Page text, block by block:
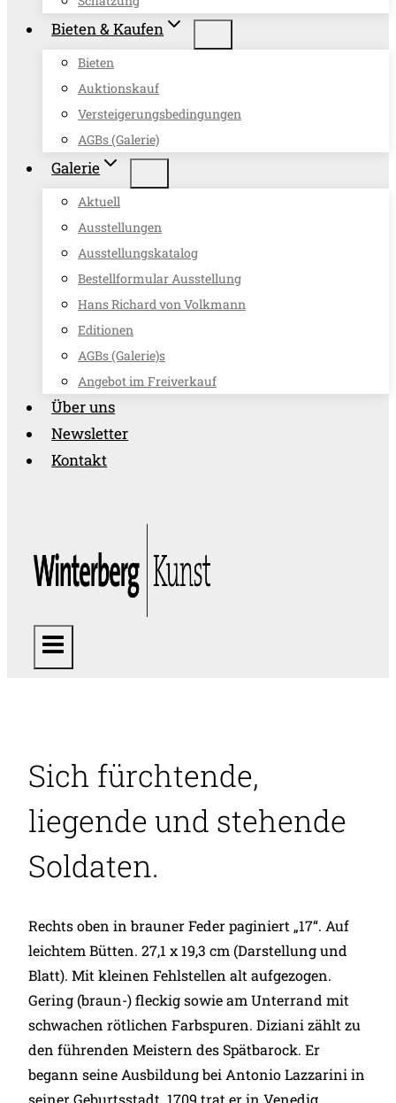
Bieten & Kaufen
Bieten
Auktionskauf
Versteigerungsbedingungen
AGBs (Galerie)
Galerie
Aktuell
Ausstellungen
Ausstellungskatalog
Bestellformular Ausstellung
Hans Richard von Volkmann
Editionen
AGBs (Galerie)s
Angebot im Freiverkauf
Über uns
Newsletter
Kontakt
Sich fürchtende,
liegende und stehende
Soldaten.
Rechts oben in brauner Feder paginiert „17“. Auf
leichtem Bütten. 27,1 x 19,3 cm (Darstellung und
Blatt). Mit kleinen Fehlstellen alt aufgezogen.
Gering (braun-) fleckig sowie am Unterrand mit
schwachen rötlichen Farbspuren. Diziani zählt zu
den führenden Meistern des Spätbarock. Er
begann seine Ausbildung bei Antonio Lazzarini in
seiner Geburtsstadt. 1709 trat er in Venedig